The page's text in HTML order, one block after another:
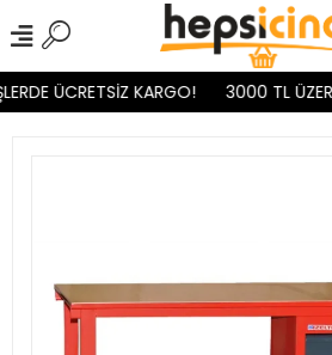
ÜCRETSİZ KARGO! 3000 TL